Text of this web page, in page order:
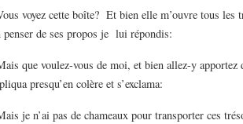
cette boîte? Et bien elle m’ouvre tous les
penser de ses propos je lui répondis:
voulez-vous de moi, et bien allez-y apportez
presqu’en colère et s’exclama:
pas de chameaux pour transporter ces